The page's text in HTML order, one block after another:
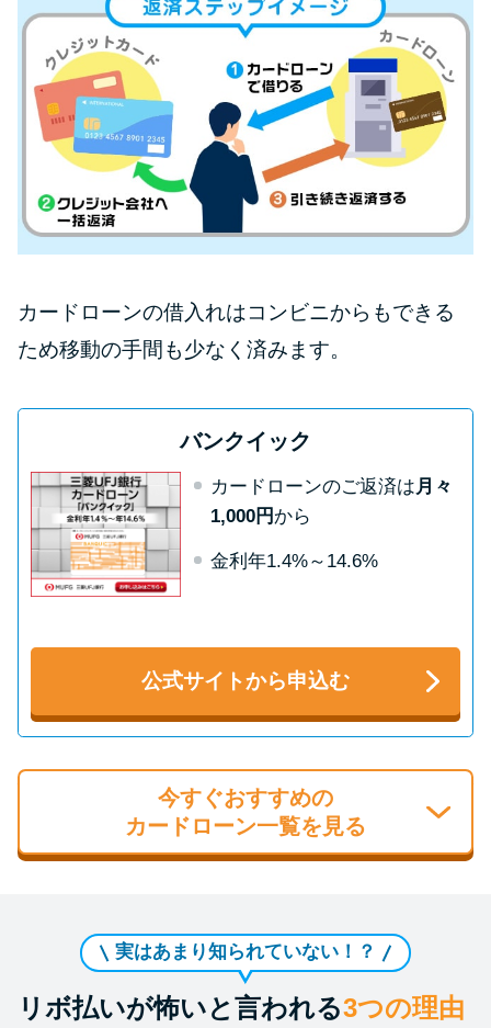
カードローンの借入れはコンビニからもできる
ため移動の手間も少なく済みます。
バンクイック
カードローンのご返済は月々
1,000円 から
金利年1.4%～14.6%
公式サイトから申込む
今すぐおすすめの
カードローン一覧を見る
実はあまり知られていない！？
リボ払いが怖いと言われる3つの理由